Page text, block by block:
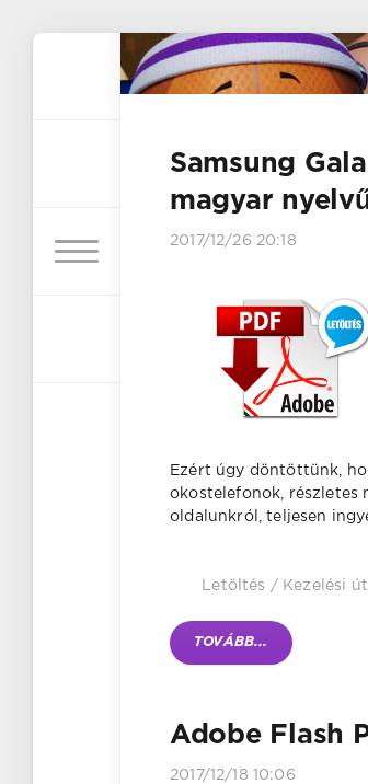
Samsung
magyar
2017/12/26 20:18
Ezért úgy döntöttünk,
okostelefonok, részletes
oldalunkról, teljesen
Letöltés / Kezelési
TOVÁBB...
Adobe Flash
2017/12/18 10:06